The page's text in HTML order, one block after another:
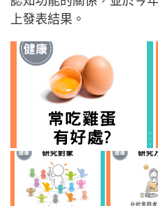
上發表結果。